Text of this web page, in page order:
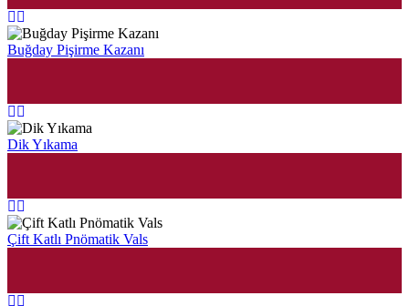
Buğday Pişirme Kazanı
Dik Yıkama
Çift Katlı Pnömatik Vals